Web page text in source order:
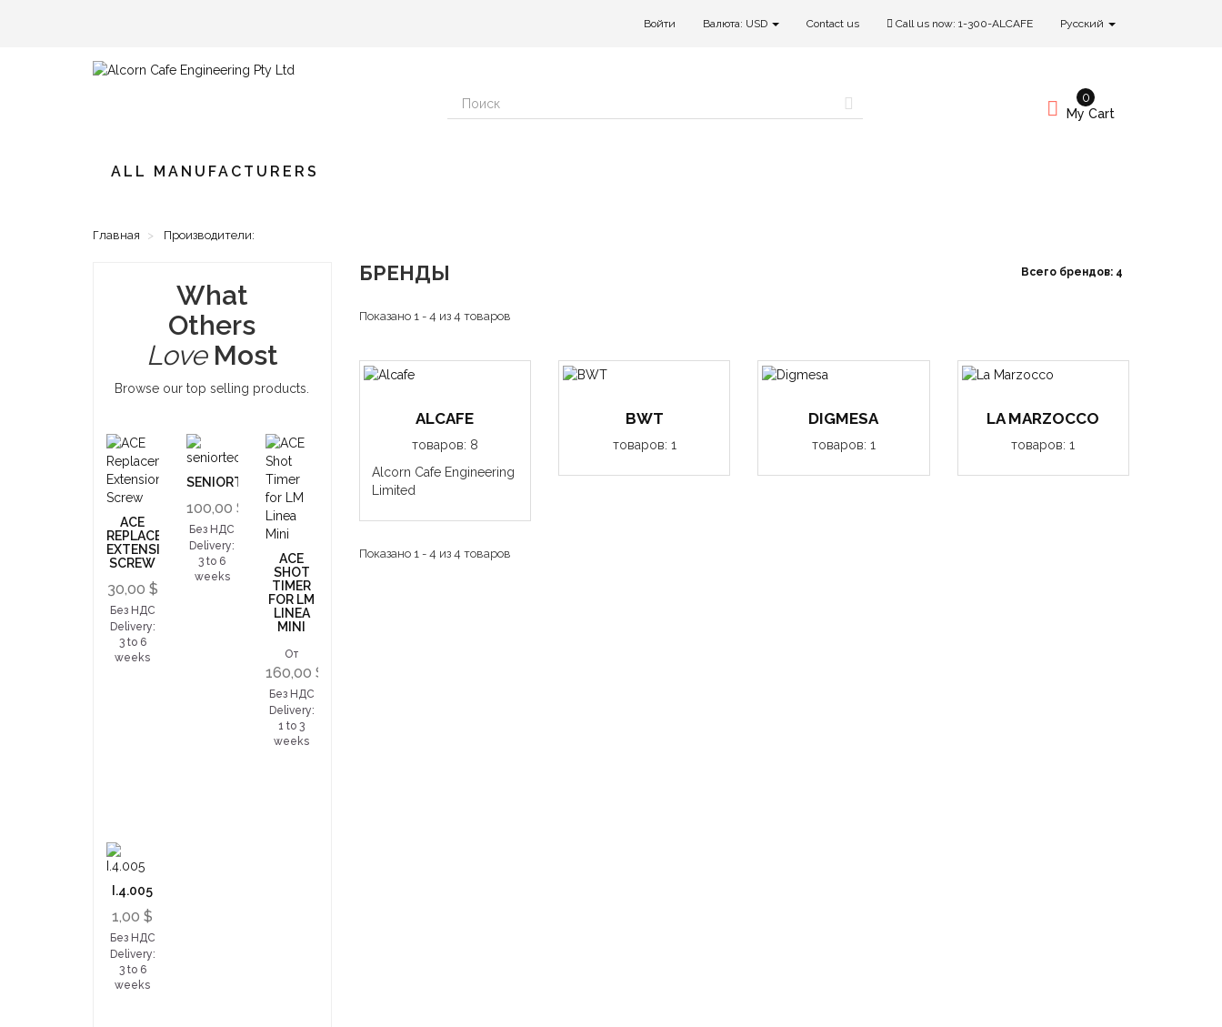
Войти Валюта: USD Contact us Call us now: 1-300-ALCAFE Русский
My Cart
0
ALL MANUFACTURERS
Главная Производители:
What
Others
LoveMost
Browse our top selling products.
ACE
REPLACEMENT
EXTENSION
SCREW
30,00 $
Без НДС
Delivery:
3 to 6
weeks
SENIORTECH
100,00 $
Без НДС
Delivery:
3 to 6
weeks
ACE
SHOT
TIMER
FOR LM
LINEA
MINI
От
160,00 $
Без НДС
Delivery:
1 to 3
weeks
I.4.005
1,00 $
Без НДС
Delivery:
3 to 6
weeks
БРЕНДЫ Всего брендов: 4
Показано 1 - 4 из 4 товаров
ALCAFE
товаров: 8
Alcorn Cafe Engineering
Limited
BWT
товаров: 1
DIGMESA
товаров: 1
LA MARZOCCO
товаров: 1
Показано 1 - 4 из 4 товаров